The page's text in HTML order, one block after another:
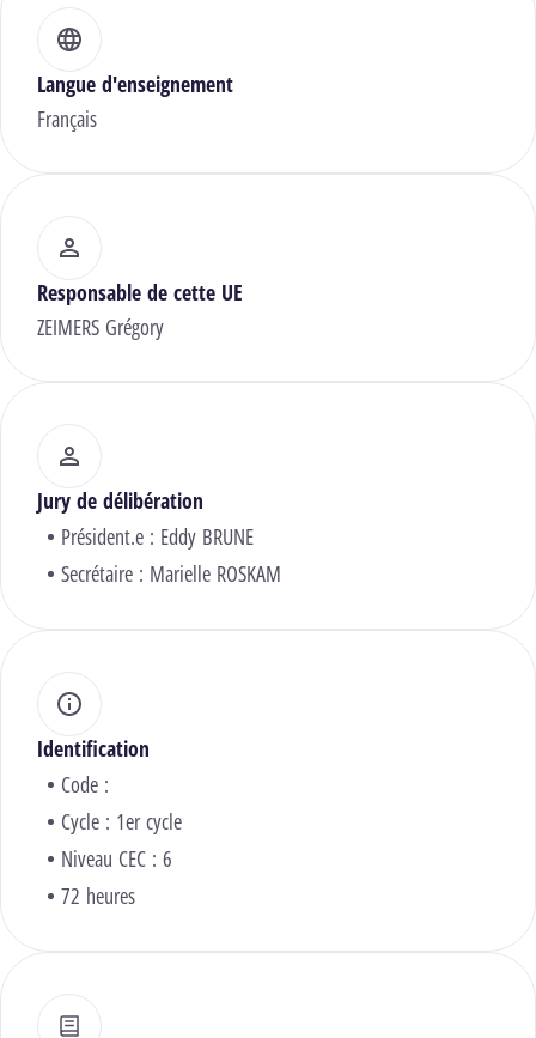
Langue d'enseignement
Français
Responsable de cette UE
ZEIMERS Grégory
Jury de délibération
Président.e : Eddy BRUNE
Secrétaire : Marielle ROSKAM
Identification
Code :
Cycle : 1er cycle
Niveau CEC : 6
72 heures